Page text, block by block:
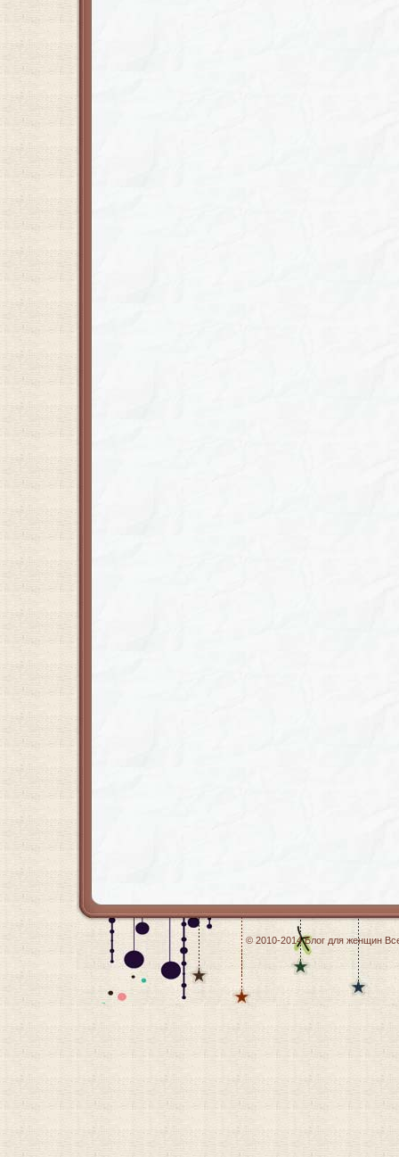
© 2010-2014Блог для женщин